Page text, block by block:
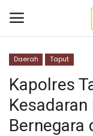
Beranda
Daerah Taput
Kapolres
Bernegara